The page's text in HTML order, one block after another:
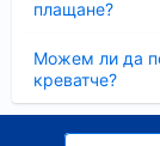
плащане?
Можем ли да
креватче?